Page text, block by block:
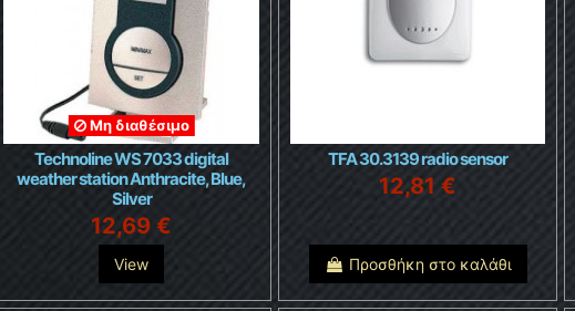
Μη διαθέσιμο
Technoline WS 7033 digital
weather station Anthracite, Blue,
Silver
12,69 €
View
TFA 30.3139 radio sensor
12,81 €
Προσθήκη στο καλάθι